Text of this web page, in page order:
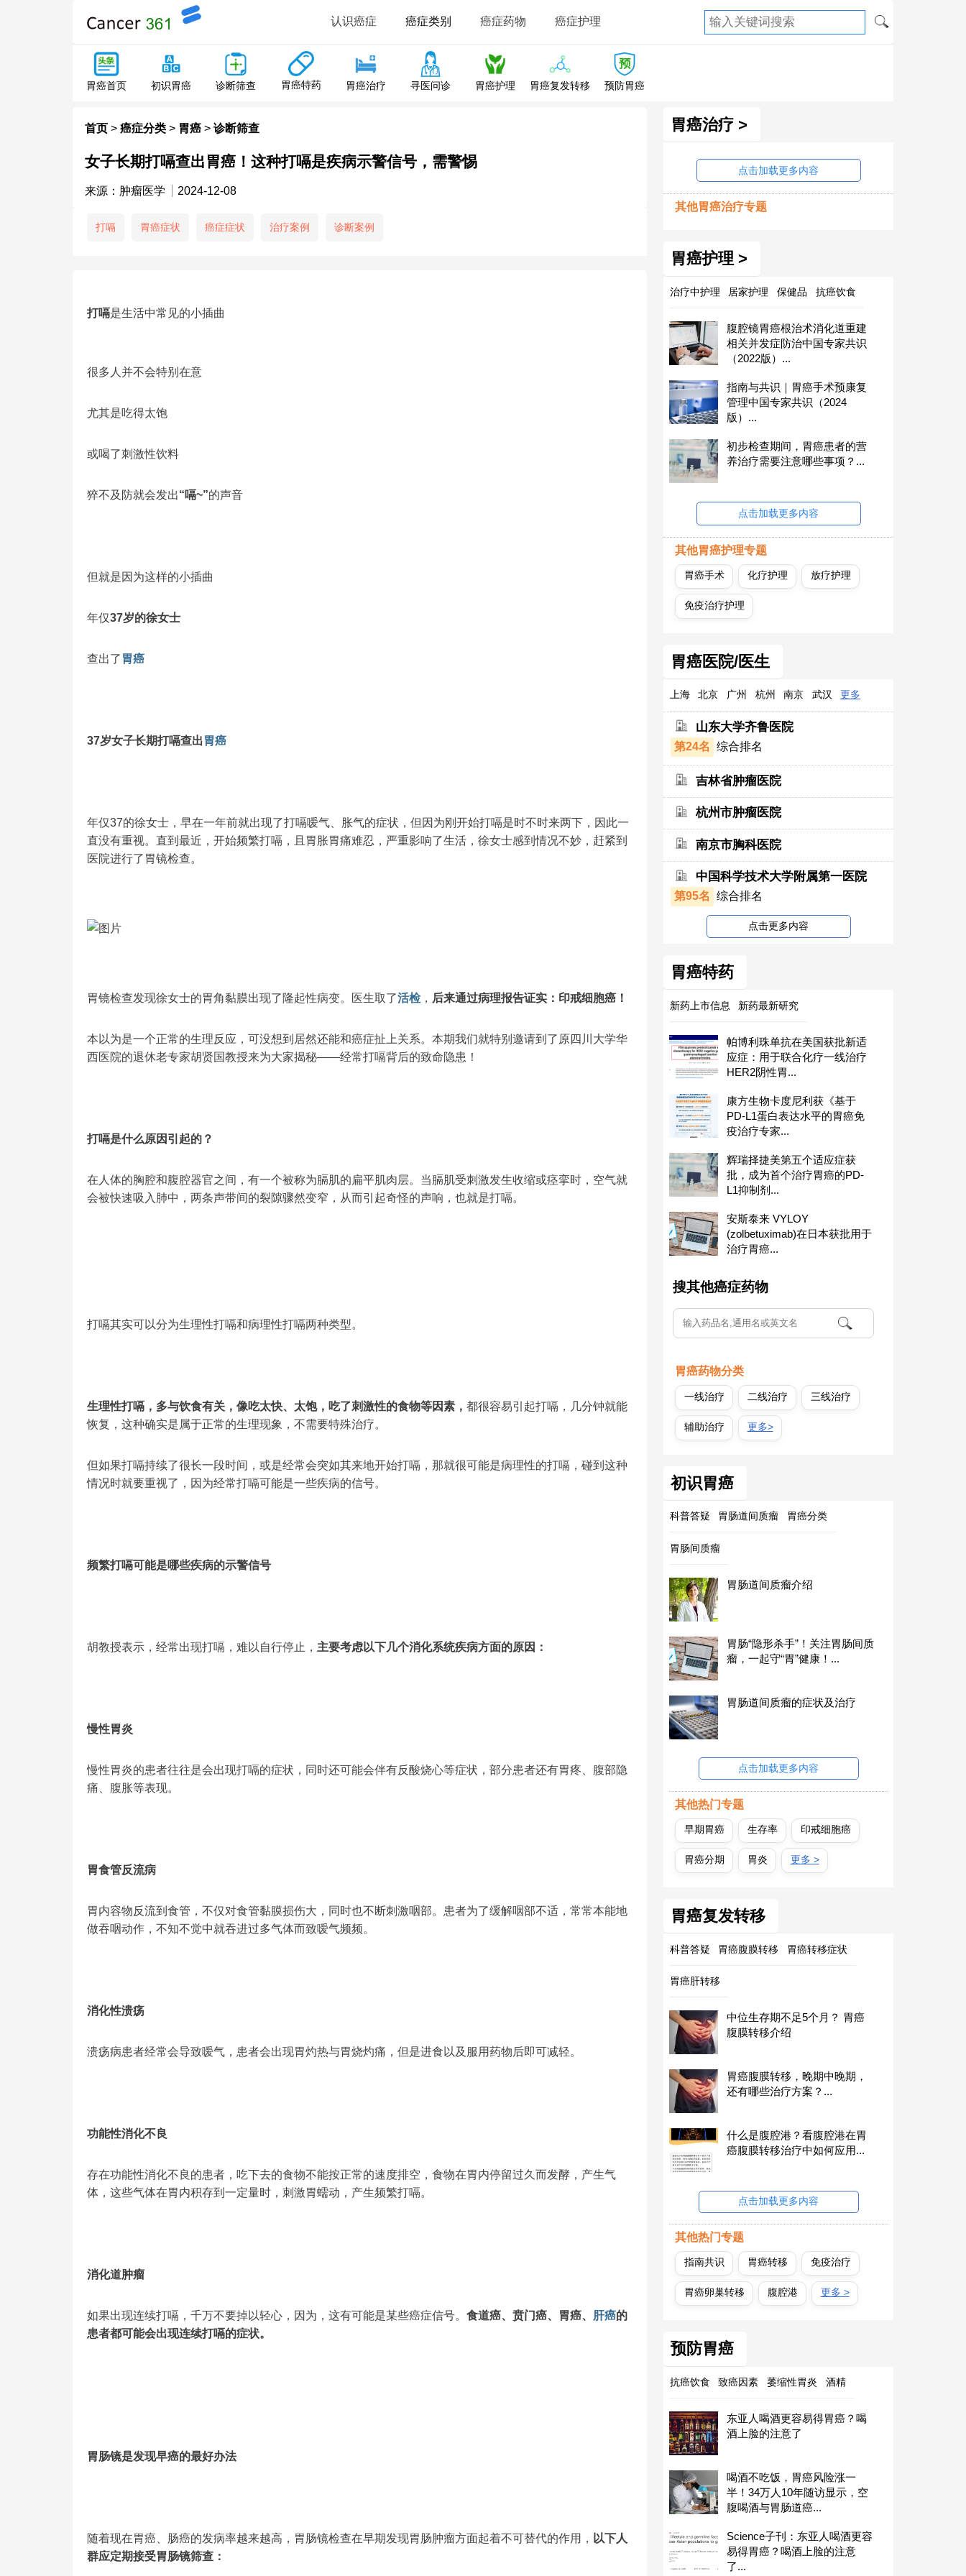
认识癌症 癌症类别 癌症药物 癌症护理
胃癌首页 初识胃癌 诊断筛查 胃癌特药 胃癌治疗 寻医问诊 胃癌护理 胃癌复发转移 预防胃癌
首页> 癌症分类> 胃癌> 诊断筛查
女子长期打嗝查出胃癌！这种打嗝是疾病示警信号，需警惕
来源：肿瘤医学 2024-12-08
打嗝 胃癌症状 癌症症状 治疗案例 诊断案例
打嗝是生活中常见的小插曲
很多人并不会特别在意
尤其是吃得太饱
或喝了刺激性饮料
猝不及防就会发出“嗝~”的声音
但就是因为这样的小插曲
年仅37岁的徐女士
查出了 胃癌
37岁女子长期打嗝查出胃癌
年仅37的徐女士，早在一年前就出现了打嗝嗳气、胀气的症状，但因为刚开始打嗝是时不时来两下，因此一
直没有重视。直到最近，开始频繁打嗝，且胃胀胃痛难忍，严重影响了生活，徐女士感到情况不妙，赶紧到
医院进行了胃镜检查。
胃镜检查发现徐女士的胃角黏膜出现了隆起性病变。医生取了活检， 后来通过病理报告证实： 印戒细胞癌！
本以为是一个正常的生理反应，可没想到居然还能和癌症扯上关系。本期我们就特别邀请到了原四川大学华
西医院的退休老专家胡贤国教授来为大家揭秘——经常打嗝背后的致命隐患！
打嗝是什么原因引起的？
在人体的胸腔和腹腔器官之间，有一个被称为膈肌的扁平肌肉层。当膈肌受刺激发生收缩或痉挛时，空气就
会被快速吸入肺中，两条声带间的裂隙骤然变窄，从而引起奇怪的声响，也就是打嗝。
打嗝其实可以分为生理性打嗝和病理性打嗝两种类型。
生理性打嗝，多与饮食有关，像吃太快、太饱，吃了刺激性的食物等因素， 都很容易引起打嗝，几分钟就能
恢复，这种确实是属于正常的生理现象，不需要特殊治疗。
但如果打嗝持续了很长一段时间，或是经常会突如其来地开始打嗝，那就很可能是病理性的打嗝，碰到这种
情况时就要重视了，因为经常打嗝可能是一些疾病的信号。
频繁打嗝可能是哪些疾病的示警信号
胡教授表示，经常出现打嗝，难以自行停止， 主要考虑以下几个消化系统疾病方面的原因：
慢性胃炎
慢性胃炎的患者往往是会出现打嗝的症状，同时还可能会伴有反酸烧心等症状，部分患者还有胃疼、腹部隐
痛、腹胀等表现。
胃食管反流病
胃内容物反流到食管，不仅对食管黏膜损伤大，同时也不断刺激咽部。患者为了缓解咽部不适，常常本能地
做吞咽动作，不知不觉中就吞进过多气体而致嗳气频频。
消化性溃疡
溃疡病患者经常会导致嗳气，患者会出现胃灼热与胃烧灼痛，但是进食以及服用药物后即可减轻。
功能性消化不良
存在功能性消化不良的患者，吃下去的食物不能按正常的速度排空，食物在胃内停留过久而发酵，产生气
体，这些气体在胃内积存到一定量时，刺激胃蠕动，产生频繁打嗝。
消化道肿瘤
如果出现连续打嗝，千万不要掉以轻心，因为，这有可能是某些癌症信号。 食道癌、贲门癌、胃癌、 肝癌的
患者都可能会出现连续打嗝的症状。
胃肠镜是发现早癌的最好办法
随着现在胃癌、肠癌的发病率越来越高，胃肠镜检查在早期发现胃肠肿瘤方面起着不可替代的作用， 以下人
群应定期接受胃肠镜筛查：
胃癌治疗 >
点击加载更多内容
其他胃癌治疗专题
胃癌护理 >
治疗中护理 居家护理 保健品 抗癌饮食
腹腔镜胃癌根治术消化道重建
相关并发症防治中国专家共识
（2022版）...
指南与共识｜胃癌手术预康复
管理中国专家共识（2024
版）...
初步检查期间，胃癌患者的营
养治疗需要注意哪些事项？...
点击加载更多内容
其他胃癌护理专题
胃癌手术 化疗护理 放疗护理
免疫治疗护理
胃癌医院/医生
上海 北京 广州 杭州 南京 武汉 更多
山东大学齐鲁医院
第24名 综合排名
吉林省肿瘤医院
杭州市肿瘤医院
南京市胸科医院
中国科学技术大学附属第一医院
第95名 综合排名
点击更多内容
胃癌特药
新药上市信息 新药最新研究
帕博利珠单抗在美国获批新适
应症：用于联合化疗一线治疗
HER2阴性胃...
康方生物卡度尼利获《基于
PD-L1蛋白表达水平的胃癌免
疫治疗专家...
辉瑞择捷美第五个适应症获
批，成为首个治疗胃癌的PD-
L1抑制剂...
安斯泰来 VYLOY
(zolbetuximab)在日本获批用于
治疗胃癌...
搜其他癌症药物
胃癌药物分类
一线治疗 二线治疗 三线治疗
辅助治疗 更多>
初识胃癌
科普答疑 胃肠道间质瘤 胃癌分类
胃肠间质瘤
胃肠道间质瘤介绍
胃肠“隐形杀手”！关注胃肠间质
瘤，一起守“胃”健康！...
胃肠道间质瘤的症状及治疗
点击加载更多内容
其他热门专题
早期胃癌 生存率 印戒细胞癌
胃癌分期 胃炎 更多 >
胃癌复发转移
科普答疑 胃癌腹膜转移 胃癌转移症状
胃癌肝转移
中位生存期不足5个月？ 胃癌
腹膜转移介绍
胃癌腹膜转移，晚期中晚期，
还有哪些治疗方案？...
什么是腹腔港？看腹腔港在胃
癌腹膜转移治疗中如何应用...
点击加载更多内容
其他热门专题
指南共识 胃癌转移 免疫治疗
胃癌卵巢转移 腹腔港 更多 >
预防胃癌
抗癌饮食 致癌因素 萎缩性胃炎 酒精
东亚人喝酒更容易得胃癌？喝
酒上脸的注意了
喝酒不吃饭，胃癌风险涨一
半！34万人10年随访显示，空
腹喝酒与胃肠道癌...
Science子刊：东亚人喝酒更容
易得胃癌？喝酒上脸的注意
了...